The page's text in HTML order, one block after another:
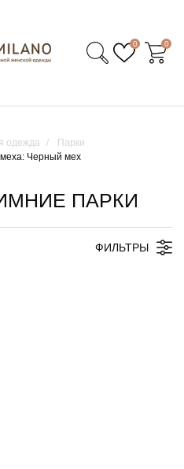
0 0
одежда
Парки
Черный мех
ПАРКИ
ФИЛЬТРЫ